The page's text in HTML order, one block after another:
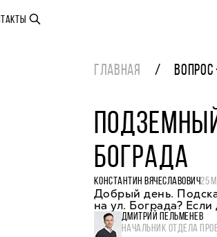
ГЛАВНАЯ ВОПРОС
БОГРАДА
КОНСТАНТИН ВЯЧЕСЛАВОВИЧ25
Добрый день.
на ул. Бограда?
ДМИТРИЙ ПЕЛЬМЕНЕВ
НАЧАЛЬНИК ОТДЕЛА